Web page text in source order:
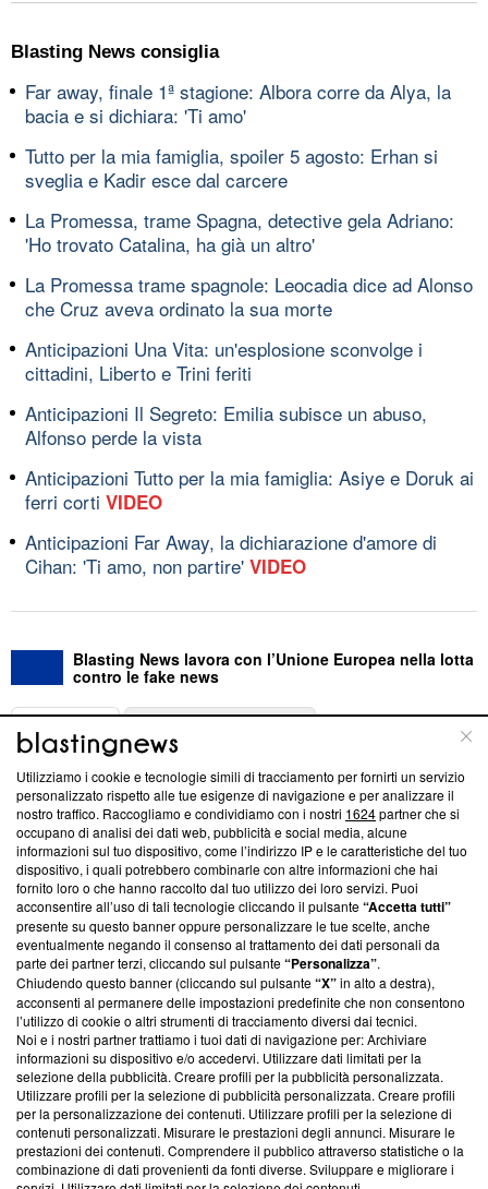
Blasting News consiglia
Far away, finale 1ª stagione: Albora corre da Alya, la
bacia e si dichiara: 'Ti amo'
Tutto per la mia famiglia, spoiler 5 agosto: Erhan si
sveglia e Kadir esce dal carcere
La Promessa, trame Spagna, detective gela Adriano:
'Ho trovato Catalina, ha già un altro'
La Promessa trame spagnole: Leocadia dice ad Alonso
che Cruz aveva ordinato la sua morte
Anticipazioni Una Vita: un'esplosione sconvolge i
cittadini, Liberto e Trini feriti
Anticipazioni Il Segreto: Emilia subisce un abuso,
Alfonso perde la vista
Anticipazioni Tutto per la mia famiglia: Asiye e Doruk ai
ferri corti VIDEO
Anticipazioni Far Away, la dichiarazione d'amore di
Cihan: 'Ti amo, non partire' VIDEO
Blasting News lavora con l’Unione Europea nella lotta
contro le fake news
ABOUT
Questa sezione offre informazioni trasparenti su Blasting
News, sui nostri processi editoriali e su come ci impegniamo a
creare news di qualità. Inoltre, afferma la nostra aderenza a
‘Trust Project - News with Integrity’Blasting News non è
ancora membro del programma, ma ha richiesto di farne
parte; Trust Project non ha ancora effettuato una verifica di
conformità agli standard.
Su di noi
Team editoriale
Corporate
Redazione
Informativa Privacy
Cookie Policy
Utilizziamo i cookie e tecnologie simili di tracciamento per fornirti un servizio
personalizzato rispetto alle tue esigenze di navigazione e per analizzare il
nostro traffico. Raccogliamo e condividiamo con i nostri 1624partner che si
occupano di analisi dei dati web, pubblicità e social media, alcune
informazioni sul tuo dispositivo, come l’indirizzo IP e le caratteristiche del tuo
dispositivo, i quali potrebbero combinarle con altre informazioni che hai
fornito loro o che hanno raccolto dal tuo utilizzo dei loro servizi. Puoi
acconsentire all’uso di tali tecnologie cliccando il pulsante“Accetta tutti”
presente su questo banner oppure personalizzare le tue scelte, anche
eventualmente negando il consenso al trattamento dei dati personali da
parte dei partner terzi, cliccando sul pulsante“Personalizza”.
Chiudendo questo banner (cliccando sul pulsante“X”in alto a destra),
acconsenti al permanere delle impostazioni predefinite che non consentono
l’utilizzo di cookie o altri strumenti di tracciamento diversi dai tecnici.
Noi e i nostri partner trattiamo i tuoi dati di navigazione per: Archiviare
informazioni su dispositivo e/o accedervi. Utilizzare dati limitati per la
selezione della pubblicità. Creare profili per la pubblicità personalizzata.
Utilizzare profili per la selezione di pubblicità personalizzata. Creare profili
per la personalizzazione dei contenuti. Utilizzare profili per la selezione di
contenuti personalizzati. Misurare le prestazioni degli annunci. Misurare le
prestazioni dei contenuti. Comprendere il pubblico attraverso statistiche o la
combinazione di dati provenienti da fonti diverse. Sviluppare e migliorare i